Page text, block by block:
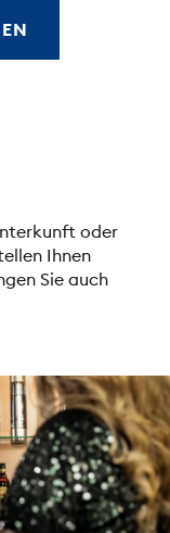
oder
Ihnen
Sie auch